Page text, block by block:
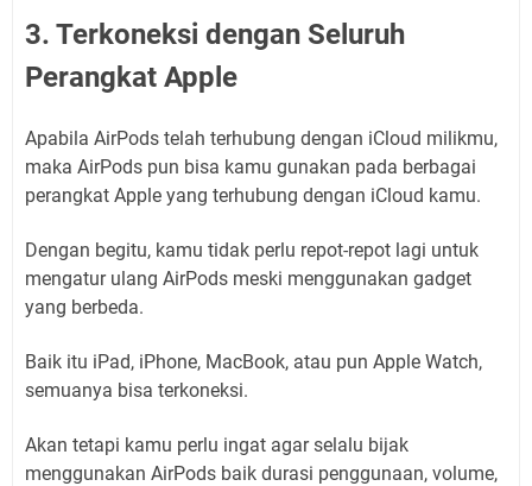
3. Terkoneksi dengan Seluruh
Perangkat Apple
Apabila AirPods telah terhubung dengan iCloud milikmu,
maka AirPods pun bisa kamu gunakan pada berbagai
perangkat Apple yang terhubung dengan iCloud kamu.
Dengan begitu, kamu tidak perlu repot-repot lagi untuk
mengatur ulang AirPods meski menggunakan gadget
yang berbeda.
Baik itu iPad, iPhone, MacBook, atau pun Apple Watch,
semuanya bisa terkoneksi.
Akan tetapi kamu perlu ingat agar selalu bijak
menggunakan AirPods baik durasi penggunaan, volume,